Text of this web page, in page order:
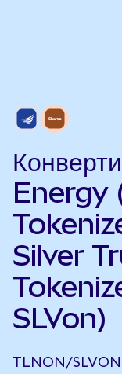
Energy
Silver
SLVon)
TLNON/SLVON: